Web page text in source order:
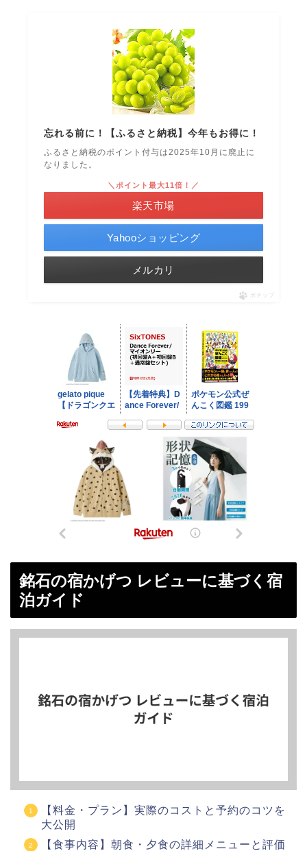
忘れる前に！【ふるさと納税】今年もお得に！
ふるさと納税のポイント付与は2025年10月に廃止に
なりました。
＼ポイント最大11倍！／
楽天市場
Yahooショッピング
メルカリ
ポチップ
銘石の宿かげつ レビューに基づく宿
泊ガイド
【料金・プラン】実際のコストと予約のコツを
大公開
【食事内容】朝食・夕食の詳細メニューと評価